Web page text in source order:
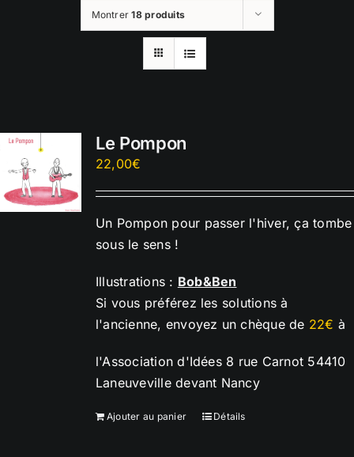
Montrer18 produits
Le Pompon
22,00€
Un Pompon pour passer l'hiver, ça tombe
sous le sens !
Illustrations : Bob&Ben
Si vous préférez les solutions à
l'ancienne, envoyez un chèque de 22€ à
l'Association d'Idées 8 rue Carnot 54410
Laneuveville devant Nancy
Ajouter au panier Détails